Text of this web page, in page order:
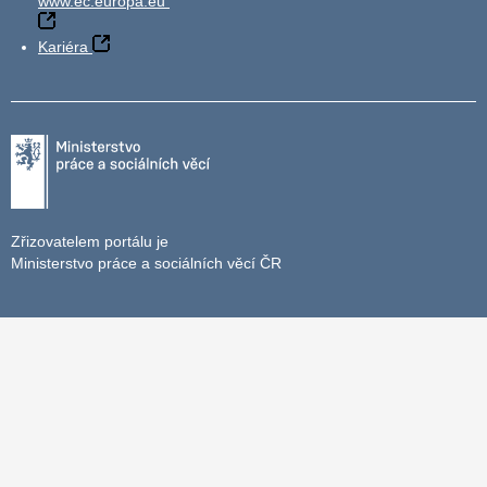
Kariéra
Zřizovatelem portálu je
Ministerstvo práce a sociálních věcí ČR